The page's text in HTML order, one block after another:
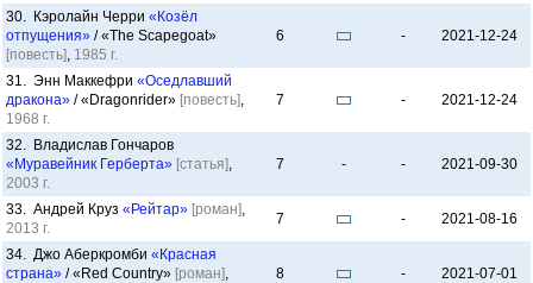
30. Кэролайн Черри «Козёл
отпущения» / «The Scapegoat»
[повесть], 1985 г.
6 - 2021-12-24
31. Энн Маккефри «Оседлавший
дракона» / «Dragonrider» [повесть],
1968 г.
7 - 2021-12-24
32. Владислав Гончаров
«Муравейник Герберта» [статья],
2003 г.
7 - - 2021-09-30
33. Андрей Круз «Рейтар» [роман],
2013 г.
7 - 2021-08-16
34. Джо Аберкромби «Красная
страна» / «Red Country» [роман],
8 - 2021-07-01